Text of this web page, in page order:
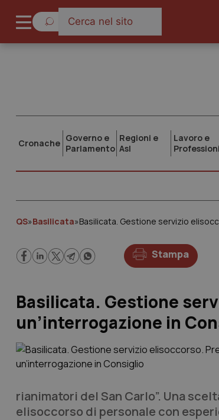
Cronache Governo e
Parlamento
Regioni e
Asl
Lavoro e
Professioni
QS»Basilicata»Basilicata. Gestione servizio
Stampa
Basilicata. Gestione
un’interrogazione in
rianimatori del San Carlo”. Una
elisoccorso di personale con